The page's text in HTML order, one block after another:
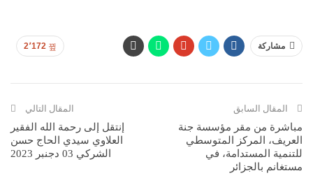
2٬172 مشاركة
المقال السابق
مباشرة من مقر مؤسسة جنة
العريف، المركز المتوسطي
للتنمية المستدامة، في
مستغانم بالجزائر
المقال التالي
إنتقل إلى رحمة الله الفقير
العلاوي سيدي الحاج حسن
الشركي 03 دجنبر 2023